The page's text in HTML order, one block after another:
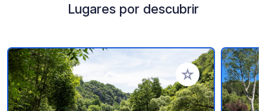
Lugares por descubrir
Añadir a tus